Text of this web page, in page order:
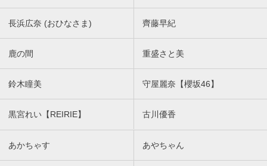
長浜広奈 (おひなさま) 齊藤早紀
鹿の間 重盛さと美
鈴木瞳美 守屋麗奈【櫻坂46】
黒宮れい【REIRIE】 古川優香
あかちゃす あやちゃん